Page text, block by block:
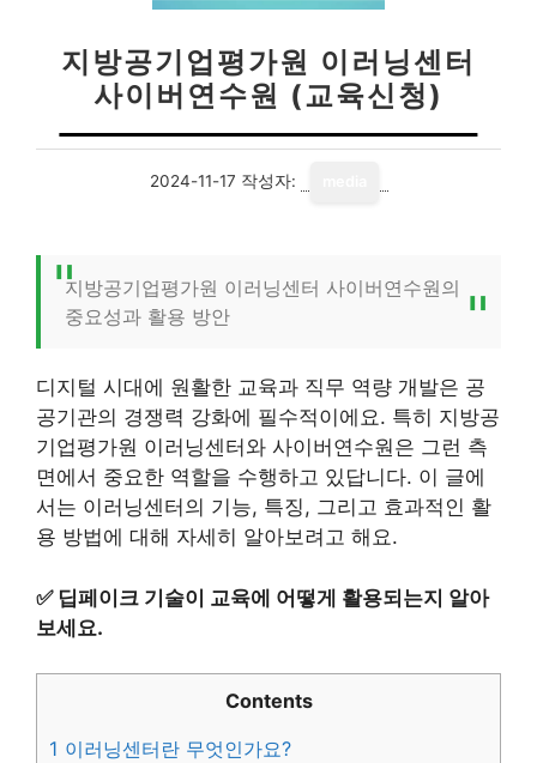
지방공기업평가원 이러닝센터
사이버연수원 (교육신청)
2024-11-17 작성자:
지방공기업평가원 이러닝센터 사이버연수원의
중요성과 활용 방안
디지털 시대에 원활한 교육과 직무 역량 개발은 공
공기관의 경쟁력 강화에 필수적이에요. 특히 지방공
기업평가원 이러닝센터와 사이버연수원은 그런 측
면에서 중요한 역할을 수행하고 있답니다. 이 글에
서는 이러닝센터의 기능, 특징, 그리고 효과적인 활
용 방법에 대해 자세히 알아보려고 해요.
✅ 딥페이크 기술이 교육에 어떻게 활용되는지 알아
보세요.
Contents
1 이러닝센터란 무엇인가요?